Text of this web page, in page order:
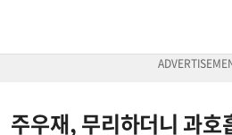
주우재, 무리하더니 과호